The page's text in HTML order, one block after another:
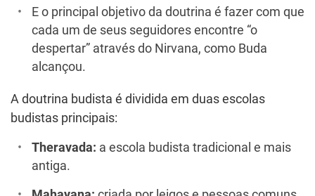
E o principal objetivo da doutrina é fazer com que
cada um de seus seguidores encontre “o
despertar” através do Nirvana, como Buda
alcançou.
A doutrina budista é dividida em duas escolas
budistas principais:
Theravada: a escola budista tradicional e mais
antiga.